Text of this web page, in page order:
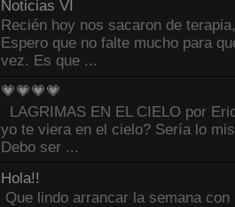
Noticias VI
Recién hoy nos sacaron de
Espero que no falte mucho para
vez. Es que ...
💗💗💗💗
LAGRIMAS EN EL CIELO por
yo te viera en el cielo? Sería lo
Debo ser ...
Hola!!
Que lindo arrancar la semana